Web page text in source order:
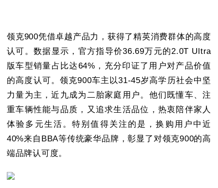
领克900凭借卓越产品力，获得了精英消费群体的高度
认可。数据显示，官方指导价36.69万元的2.0T Ultra
版车型销量占比达64%，充分印证了用户对产品价值
的高度认可。领克900车主以31-45岁高学历社会中坚
力量为主，近九成为二胎家庭用户。他们既懂车、注
重车辆性能与品质，又追求生活品位，热衷陪伴家人
体验多元生活。特别值得关注的是，换购用户中近
40%来自BBA等传统豪华品牌，彰显了对领克900的高
端品牌认可度。